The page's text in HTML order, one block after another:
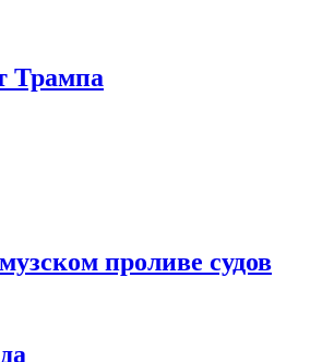
Трампа
проливе судов